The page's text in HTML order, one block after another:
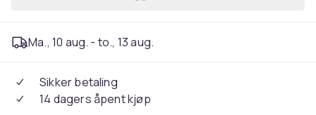
Ma., 10 aug. - to., 13 aug.
Sikker betaling
14 dagers åpent kjøp